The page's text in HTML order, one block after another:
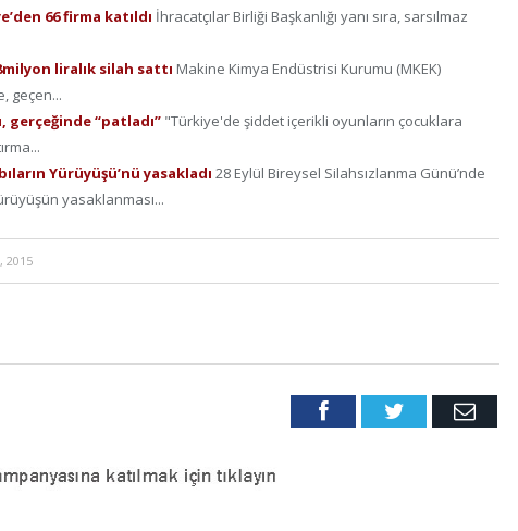
66 firma katıldı İhracatçılar Birliği Başkanlığı yanı sıra, sarsılmaz
liralık silah sattı Makine Kimya Endüstrisi Kurumu (MKEK)
geçen...
“patladı” "Türkiye'de şiddet içerikli oyunların çocuklara
Yürüyüşü’nü yasakladı 28 Eylül Bireysel Silahsızlanma Günü’nde
yasaklanması...
2015
FacebookTwitter Email